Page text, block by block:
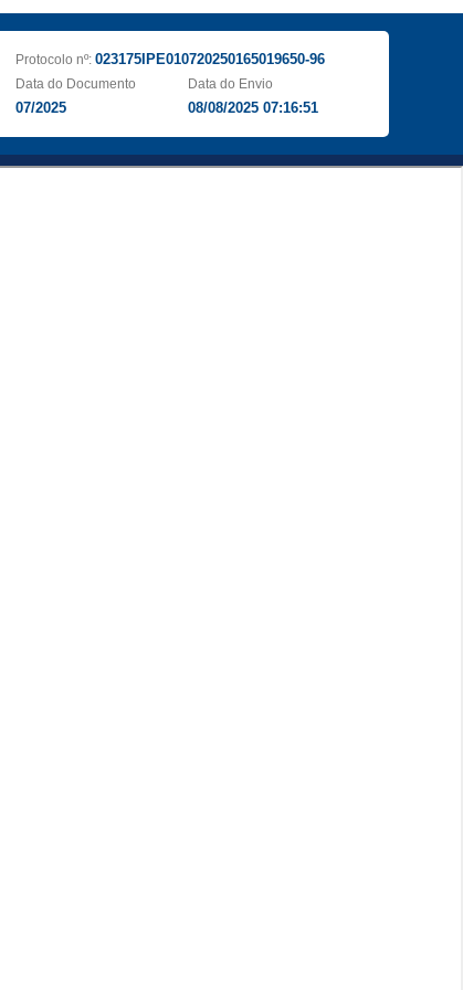
Protocolo nº: 023175IPE010720250165019650-96
Data do Documento
07/2025
Data do Envio
08/08/2025 07:16:51